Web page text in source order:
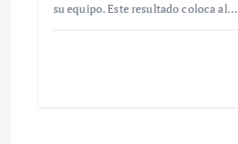
su equipo. Este resultado coloca al…